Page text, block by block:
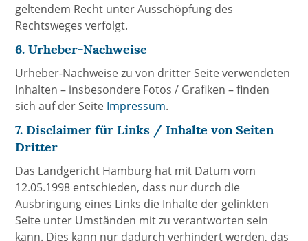
geltendem Recht unter Ausschöpfung des
Rechtsweges verfolgt.
6. Urheber-Nachweise
Urheber-Nachweise zu von dritter Seite verwendeten
Inhalten – insbesondere Fotos / Grafiken – finden
sich auf der Seite Impressum.
7. Disclaimer für Links / Inhalte von Seiten
Dritter
Das Landgericht Hamburg hat mit Datum vom
12.05.1998 entschieden, dass nur durch die
Ausbringung eines Links die Inhalte der gelinkten
Seite unter Umständen mit zu verantworten sein
kann. Dies kann nur dadurch verhindert werden, das